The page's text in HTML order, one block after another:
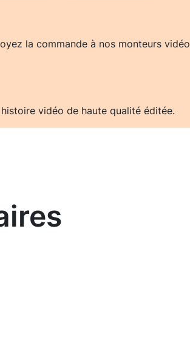
la commande à nos monteurs vidéo
vidéo de haute qualité éditée.